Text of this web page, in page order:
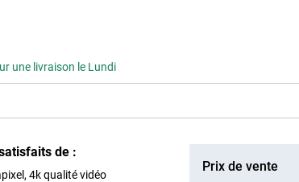
une livraison le Lundi
de :
4k qualité vidéo
Prix de vente